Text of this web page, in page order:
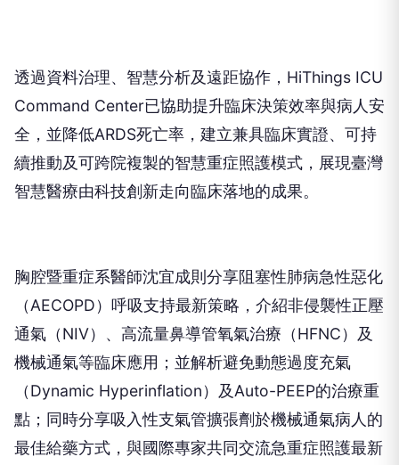
透過資料治理、智慧分析及遠距協作，HiThings ICU
Command Center已協助提升臨床決策效率與病人安
全，並降低ARDS死亡率，建立兼具臨床實證、可持
續推動及可跨院複製的智慧重症照護模式，展現臺灣
智慧醫療由科技創新走向臨床落地的成果。
胸腔暨重症系醫師沈宜成則分享阻塞性肺病急性惡化
（AECOPD）呼吸支持最新策略，介紹非侵襲性正壓
通氣（NIV）、高流量鼻導管氧氣治療（HFNC）及
機械通氣等臨床應用；並解析避免動態過度充氣
（Dynamic Hyperinflation）及Auto-PEEP的治療重
點；同時分享吸入性支氣管擴張劑於機械通氣病人的
最佳給藥方式，與國際專家共同交流急重症照護最新